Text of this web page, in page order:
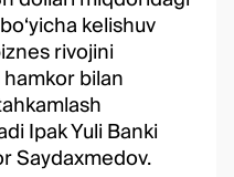
kelishuv
rivojini
hamkor bilan
Ipak Yuli Banki
Saydaxmedov.